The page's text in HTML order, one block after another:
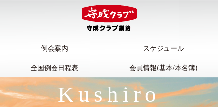
例会案内
スケジュール
全国例会日程表
会員情報(基本/本名簿)
Kushiro